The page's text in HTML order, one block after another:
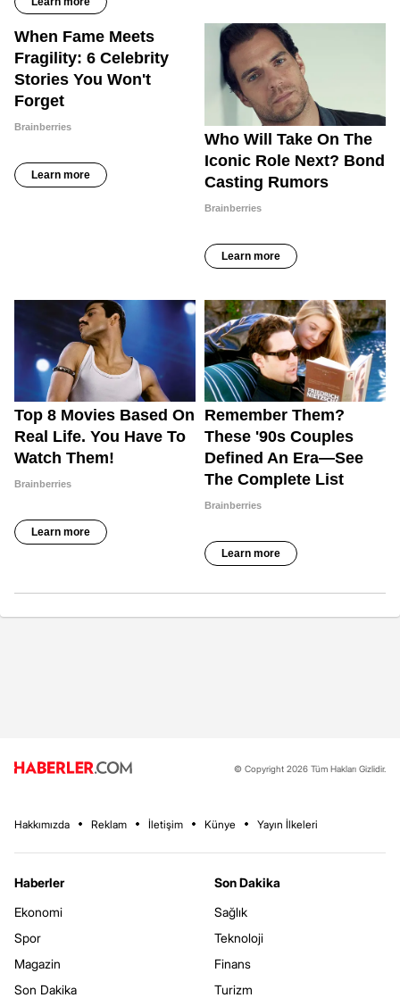
© Copyright 2026 Tüm Hakları Gizlidir.
Hakkımızda Reklam İletişim Künye Yayın İlkeleri
Haberler
Ekonomi
Spor
Magazin
Son Dakika
Son Dakika
Sağlık
Teknoloji
Finans
Turizm